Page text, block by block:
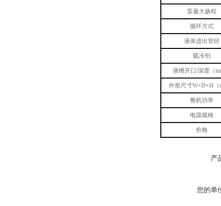
泵最大扬程
循环方式
液体进出管径
载冷剂
液槽开口/深度（
外形尺寸W×D×H（
整机功率
电源规格
价格
产
您的单